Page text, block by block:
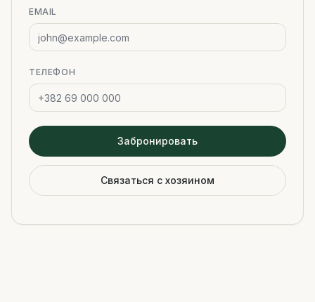
EMAIL
ТЕЛЕФОН
Забронировать
Связаться с хозяином